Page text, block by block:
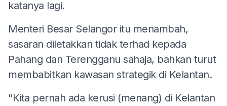
katanya lagi.
Menteri Besar Selangor itu menambah,
sasaran diletakkan tidak terhad kepada
Pahang dan Terengganu sahaja, bahkan turut
membabitkan kawasan strategik di Kelantan.
"Kita pernah ada kerusi (menang) di Kelantan